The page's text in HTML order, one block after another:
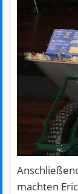
machten